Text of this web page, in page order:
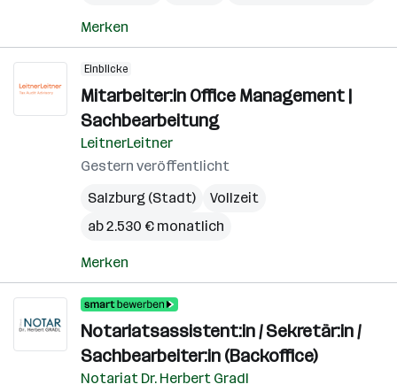
Merken
Einblicke
Mitarbeiter:in Office Management |
Sachbearbeitung
LeitnerLeitner
Gestern veröffentlicht
Salzburg (Stadt)
Vollzeit
ab 2.530 € monatlich
Merken
Notariatsassistent:in / Sekretär:in /
Sachbearbeiter:in (Backoffice)
Notariat Dr. Herbert Gradl